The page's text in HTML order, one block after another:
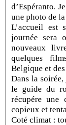
d’Espéranto.
une photo de
L’accueil est
journée sera
nouveaux
quelques
Belgique et
Dans la
le guide du
récupére une
copieux et
Coté climat :